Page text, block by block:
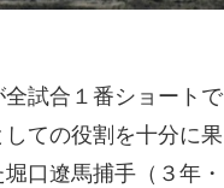
試合１番ショートで
ての役割を十分に果
口遼馬捕手（３年・